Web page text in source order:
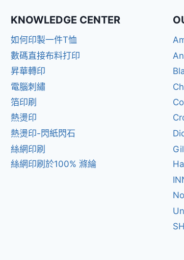
KNOWLEDGE CENTER
如何印製一件T恤
數碼直接布料打印
昇華轉印
電腦刺繡
箔印刷
熱燙印
熱燙印-閃紙閃石
絲網印刷
絲網印刷於100% 滌綸